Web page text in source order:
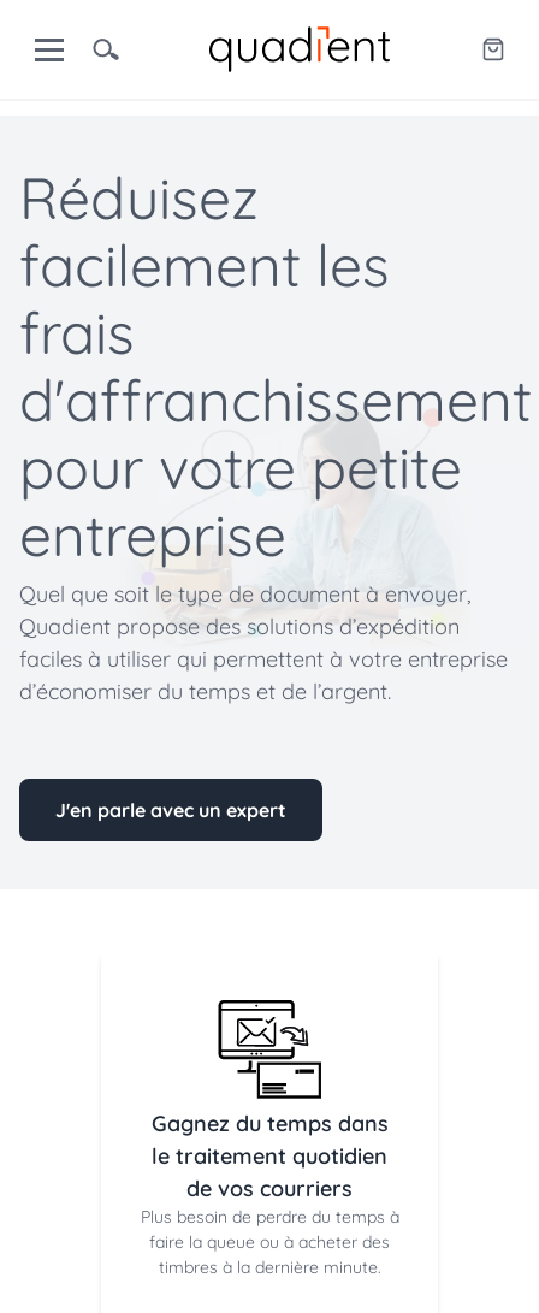
Réduisez
facilement les
frais
d'affranchissement
pour votre petite
entreprise
Quel que soit le type de document à envoyer,
Quadient propose des solutions d’expédition
faciles à utiliser qui permettent à votre entreprise
d’économiser du temps et de l’argent.
J'en parle avec un expert
Gagnez du temps dans
le traitement quotidien
de vos courriers
Plus besoin de perdre du temps à
faire la queue ou à acheter des
timbres à la dernière minute.